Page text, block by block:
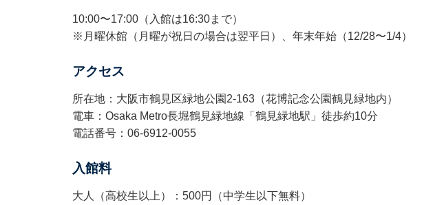
10:00〜17:00（入館は16:30まで）
※月曜休館（月曜が祝日の場合は翌平日）、年末年始（12/28〜1/4）
アクセス
所在地：大阪市鶴見区緑地公園2-163（花博記念公園鶴見緑地内）
電車：Osaka Metro長堀鶴見緑地線「鶴見緑地駅」徒歩約10分
電話番号：06-6912-0055
入館料
大人（高校生以上）：500円（中学生以下無料）